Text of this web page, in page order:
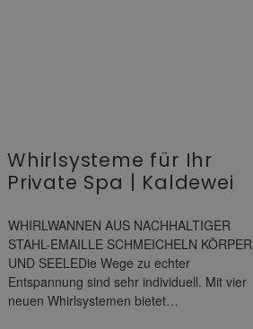
Whirlsysteme für Ihr
Private Spa | Kaldewei
WHIRLWANNEN AUS NACHHALTIGER
STAHL-EMAILLE SCHMEICHELN KÖRPER
UND SEELEDie Wege zu echter
Entspannung sind sehr individuell. Mit vier
neuen Whirlsystemen bietet…